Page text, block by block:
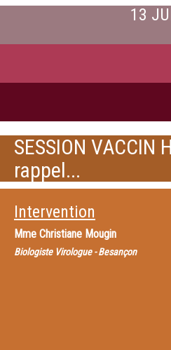
13
SESSION VACCIN
rappel...
Intervention
Mme Christiane Mougin
Biologiste Virologue - Besançon